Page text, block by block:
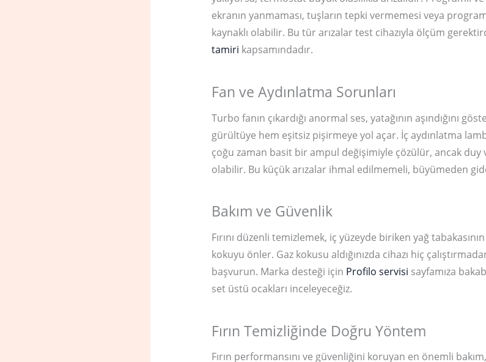
ekranın yanmaması, tuşların tepki vermemesi veya
kaynaklı olabilir. Bu tür arızalar test cihazıyla ölçüm
tamiri kapsamındadır.
Fan ve Aydınlatma Sorunları
Turbo fanın çıkardığı anormal ses, yatağının aşındığını
gürültüye hem eşitsiz pişirmeye yol açar. İç aydınlatma
çoğu zaman basit bir ampul değişimiyle çözülür, ancak duy
olabilir. Bu küçük arızalar ihmal edilmemeli, büyümeden
Bakım ve Güvenlik
Fırını düzenli temizlemek, iç yüzeyde biriken yağ
kokuyu önler. Gaz kokusu aldığınızda cihazı hiç
başvurun. Marka desteği için Profilo servisi sayfamıza
set üstü ocakları inceleyeceğiz.
Fırın Temizliğinde Doğru Yöntem
Fırın performansını ve güvenliğini koruyan en önemli